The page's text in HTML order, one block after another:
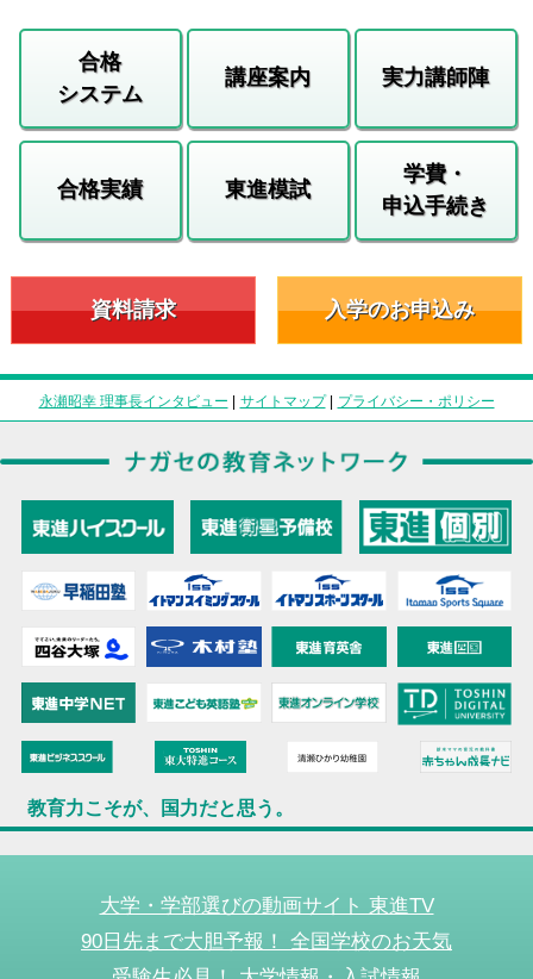
合格
システム
講座案内 実力講師陣
合格実績 東進模試
学費・
申込手続き
資料請求 入学のお申込み
永瀬昭幸 理事長インタビュー | サイトマップ| プライバシー・ポリシー
教育力こそが、国力だと思う。
大学・学部選びの動画サイト 東進TV
90日先まで大胆予報！ 全国学校のお天気